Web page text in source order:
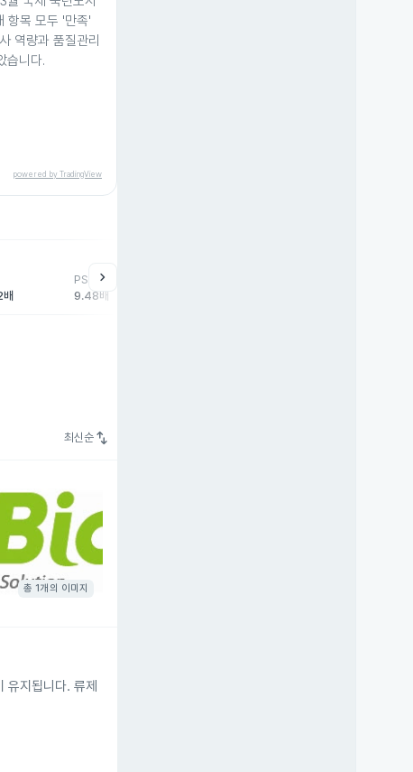
항목 모두 '만족'
역량과 품질관리
습니다.
powered by TradingView
PSR
9.48배
chevron_right
최신순 swap_vert
총 1개의 이미지
지됩니다. 류제